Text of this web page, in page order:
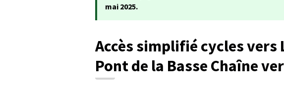
mai 2025.
Accès simplifié cycles vers
Pont de la Basse Chaîne